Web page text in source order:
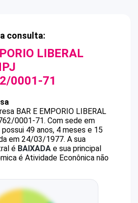
consulta:
LIBERAL
0001-71
BAR E EMPORIO LIBERAL
0001-71. Com sede em
possui 49 anos, 4 meses e 15
em 24/03/1977. A sua
é BAIXADA e sua principal
é Atividade Econônica não